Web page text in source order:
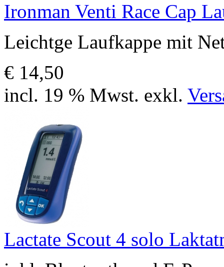
Ironman Venti Race Cap
Leichtge Laufkappe mit
€ 14,50
incl. 19 % Mwst. exkl.
Lactate Scout 4 solo